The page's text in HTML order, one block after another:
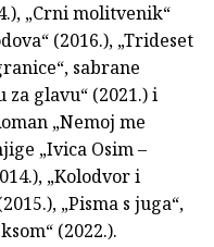
„Crni molitvenik“
(2016.), „Trideset
sabrane
za glavu“ (2021.) i
„Nemoj me
„Ivica Osim –
„Kolodvor i
„Pisma s juga“,
(2022.).